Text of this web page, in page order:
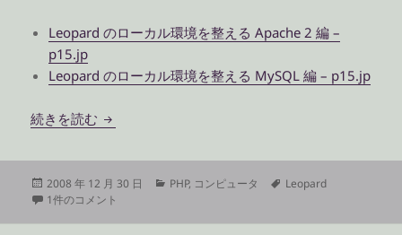
Leopard のローカル環境を整える Apache 2 編 –
p15.jp
Leopard のローカル環境を整える MySQL 編 – p15.jp
続きを読む Leopard のローカル環境を整える phpMyAdmin
投
稿
2008 年 12 月 30 日
カ
PHP, コンピュータ
タ
Leopard
Leopard のローカル環境を整える phpMyAdmin 編 への
1件のコメント